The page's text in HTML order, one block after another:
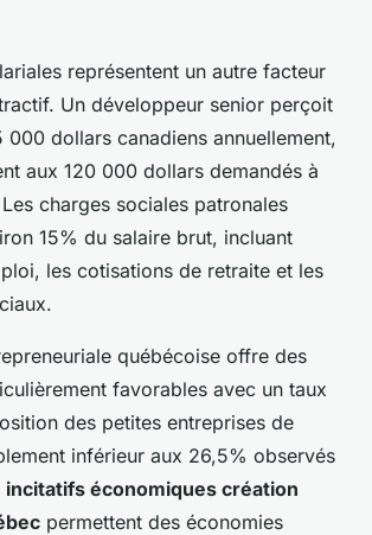
représentent un autre facteur
Un développeur senior perçoit
000 dollars canadiens annuellement,
aux 120 000 dollars demandés à
charges sociales patronales
15% du salaire brut, incluant
les cotisations de retraite et les
québécoise offre des
favorables avec un taux
des petites entreprises de
inférieur aux 26,5% observés
incitatifs économiques création
permettent des économies